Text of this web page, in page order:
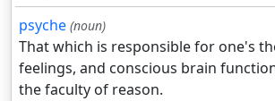
psyche (noun)
That which is responsible for one's
feelings, and conscious brain
the faculty of reason.